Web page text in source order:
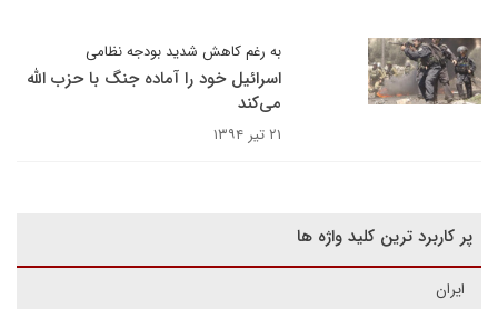
به رغم کاهش شدید بودجه نظامی
اسرائیل خود را آماده جنگ با حزب الله
می‌کند
۲۱ تیر ۱۳۹۴
پر کاربرد ترین کلید واژه ها
ایران